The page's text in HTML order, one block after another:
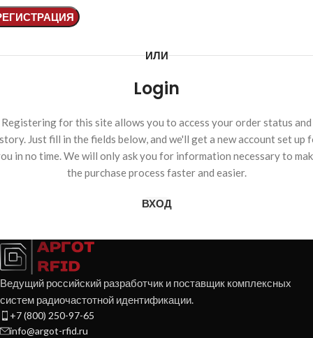
ИЛИ
Login
Registering for this site allows you to access your order status and
Just fill in the fields below, and we'll get a new account set up
in no time. We will only ask you for information necessary to
the purchase process faster and easier.
ВХОД
Ведущий российский разработчик и поставщик комплексных
систем радиочастотной идентификации.
+7 (800) 250-97-65
info@argot-rfid.ru